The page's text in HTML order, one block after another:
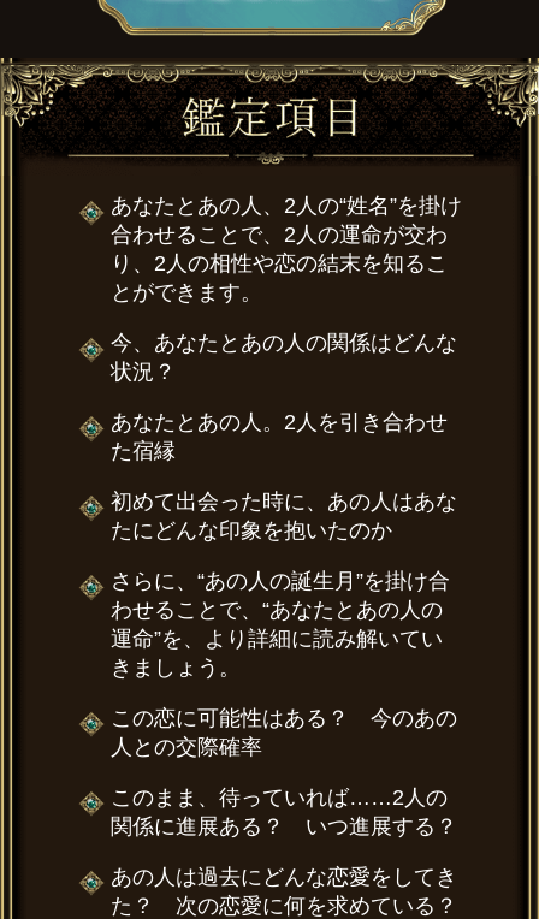
あなたとあの人、2人の“姓名”を掛け
合わせることで、2人の運命が交わ
り、2人の相性や恋の結末を知るこ
とができます。
今、あなたとあの人の関係はどんな
状況？
あなたとあの人。2人を引き合わせ
た宿縁
初めて出会った時に、あの人はあな
たにどんな印象を抱いたのか
さらに、“あの人の誕生月”を掛け合
わせることで、“あなたとあの人の
運命”を、より詳細に読み解いてい
きましょう。
この恋に可能性はある？ 今のあの
人との交際確率
このまま、待っていれば……2人の
関係に進展ある？ いつ進展する？
あの人は過去にどんな恋愛をしてき
た？ 次の恋愛に何を求めている？